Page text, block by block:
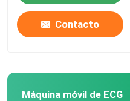
Contacto
Máquina móvil de ECG